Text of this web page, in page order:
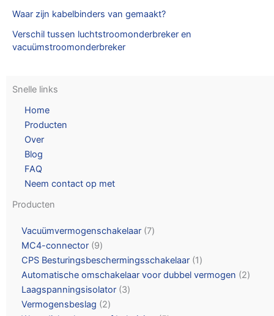
Waar zijn kabelbinders van gemaakt?
Verschil tussen luchtstroomonderbreker en
vacuümstroomonderbreker
Snelle links
Home
Producten
Over
Blog
FAQ
Neem contact op met
Producten
Vacuümvermogenschakelaar 7
MC4-connector 9
CPS Besturingsbeschermingsschakelaar 1
Automatische omschakelaar voor dubbel vermogen
2
Laagspanningsisolator 3
Vermogensbeslag
2